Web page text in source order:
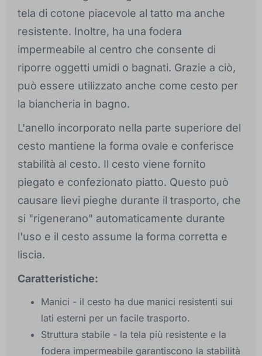
tela di cotone piacevole al tatto ma anche
resistente. Inoltre, ha una fodera
impermeabile al centro che consente di
riporre oggetti umidi o bagnati. Grazie a ciò,
può essere utilizzato anche come cesto per
la biancheria in bagno.
L'anello incorporato nella parte superiore del
cesto mantiene la forma ovale e conferisce
stabilità al cesto. Il cesto viene fornito
piegato e confezionato piatto. Questo può
causare lievi pieghe durante il trasporto, che
si "rigenerano" automaticamente durante
l'uso e il cesto assume la forma corretta e
liscia.
Caratteristiche:
Manici - il cesto ha due manici resistenti sui
lati esterni per un facile trasporto.
Struttura stabile - la tela più resistente e la
fodera impermeabile garantiscono la stabilità